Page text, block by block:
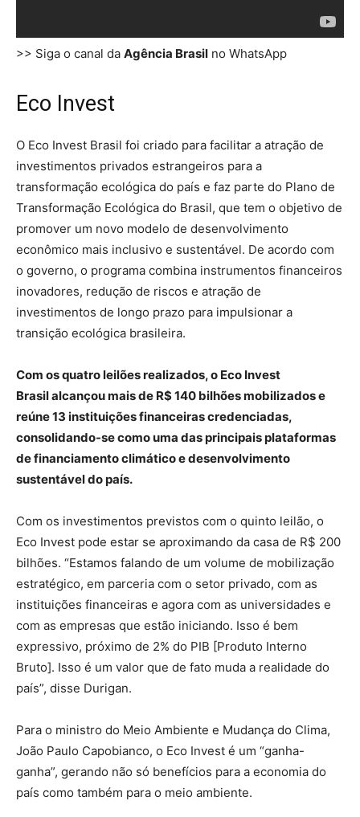
>> Siga o canal da Agência Brasil no WhatsApp
Eco Invest
O Eco Invest Brasil foi criado para facilitar a atração de
investimentos privados estrangeiros para a
transformação ecológica do país e faz parte do Plano de
Transformação Ecológica do Brasil, que tem o objetivo de
promover um novo modelo de desenvolvimento
econômico mais inclusivo e sustentável. De acordo com
o governo, o programa combina instrumentos financeiros
inovadores, redução de riscos e atração de
investimentos de longo prazo para impulsionar a
transição ecológica brasileira.
Com os quatro leilões realizados, o Eco Invest
Brasil alcançou mais de R$ 140 bilhões mobilizados e
reúne 13 instituições financeiras credenciadas,
consolidando-se como uma das principais plataformas
de financiamento climático e desenvolvimento
sustentável do país.
Com os investimentos previstos com o quinto leilão, o
Eco Invest pode estar se aproximando da casa de R$ 200
bilhões. “Estamos falando de um volume de mobilização
estratégico, em parceria com o setor privado, com as
instituições financeiras e agora com as universidades e
com as empresas que estão iniciando. Isso é bem
expressivo, próximo de 2% do PIB [Produto Interno
Bruto]. Isso é um valor que de fato muda a realidade do
país”, disse Durigan.
Para o ministro do Meio Ambiente e Mudança do Clima,
João Paulo Capobianco, o Eco Invest é um “ganha-
ganha”, gerando não só benefícios para a economia do
país como também para o meio ambiente.